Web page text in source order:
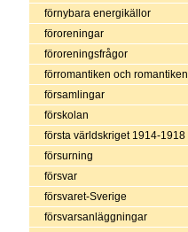
förnybara energikällor
föroreningar
föroreningsfrågor
förromantiken och romantiken
församlingar
förskolan
första världskriget 1914-1918
försurning
försvar
försvaret-Sverige
försvarsanläggningar